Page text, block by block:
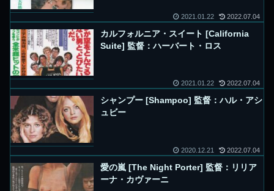
2021.01.22 2022.07.04
カルフォルニア・スイート [California
Suite] 監督：ハーバート・ロス
2021.01.22 2022.07.04
シャンプー [Shampoo] 監督：ハル・アシ
ュビー
2020.12.21 2022.07.04
愛の嵐 [The Night Porter] 監督：リリア
ーナ・カヴァーニ